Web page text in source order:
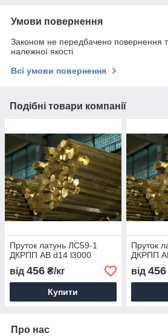
Умови повернення
Законом не передбачено повернення
належної якості
Всі умови повернення
Подібні товари компанії
Пруток латунь ЛС59-1
ДКРПП АВ d14 l3000
від 456 ₴/кг
Купити
Пруток
ДКРПП
від 456
Про нас